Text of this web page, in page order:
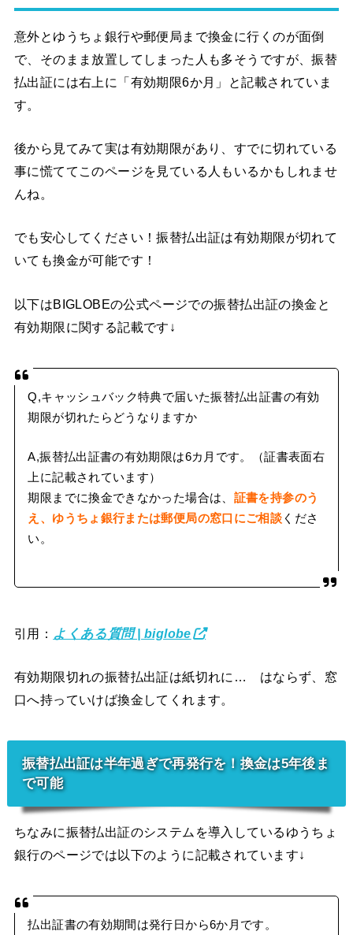
意外とゆうちょ銀行や郵便局まで換金に行くのが面倒
で、そのまま放置してしまった人も多そうですが、振替
払出証には右上に「有効期限6か月」と記載されていま
す。
後から見てみて実は有効期限があり、すでに切れている
事に慌ててこのページを見ている人もいるかもしれませ
んね。
でも安心してください！振替払出証は有効期限が切れて
いても換金が可能です！
以下はBIGLOBEの公式ページでの振替払出証の換金と
有効期限に関する記載です↓
Q,キャッシュバック特典で届いた振替払出証書の有効
期限が切れたらどうなりますか
A,振替払出証書の有効期限は6カ月です。（証書表面右
上に記載されています）
期限までに換金できなかった場合は、 証書を持参のう
え、ゆうちょ銀行または郵便局の窓口にご相談 くださ
い。
引用： よくある質問 | biglobe
有効期限切れの振替払出証は紙切れに… はならず、窓
口へ持っていけば換金してくれます。
振替払出証は半年過ぎで再発行を！換金は5年後ま
で可能
ちなみに振替払出証のシステムを導入しているゆうちょ
銀行のページでは以下のように記載されています↓
払出証書の有効期間は発行日から6か月です。